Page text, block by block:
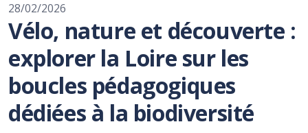
28/02/2026
Vélo, nature et découverte :
explorer la Loire sur les
boucles pédagogiques
dédiées à la biodiversité